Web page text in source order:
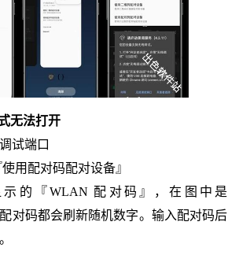
无法打开
试端口
用配对码配对设备』
的『WLAN 配对码』，在图中是
对码都会刷新随机数字。输入配对码后